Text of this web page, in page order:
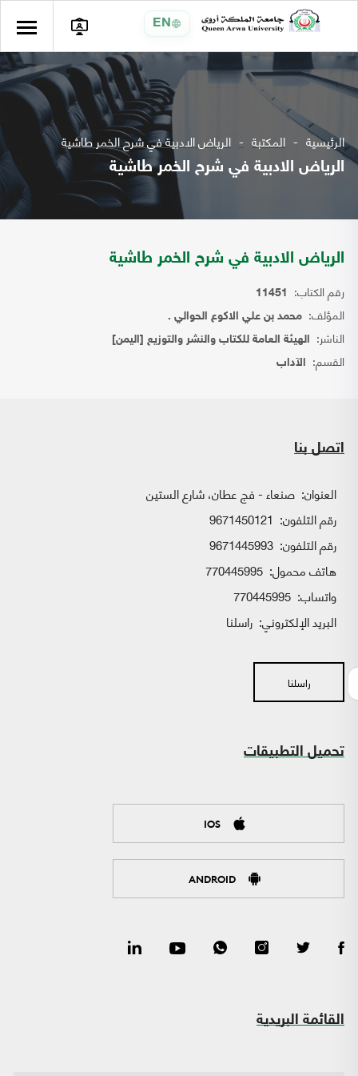
EN
الرئيسية المكتبة الرياض الادبية في شرح الخمر طاشية
الرياض الادبية في شرح الخمر طاشية
الرياض الادبية في شرح الخمر طاشية
رقم الكتاب: 11451
المؤلف: محمد بن علي الاكوع الحوالي .
الناشر: الهيئة العامة للكتاب والنشر والتوزيع [اليمن]
القسم: الآداب
اتصل بنا
العنوان: صنعاء - فج عطان، شارع الستين
رقم التلفون: 9671450121
رقم التلفون: 9671445993
هاتف محمول: 770445995
واتساب:
البريد الإلكتروني: راسلنا
راسلنا
تحميل التطبيقات
IOS
ANDROID
القائمة البريدية